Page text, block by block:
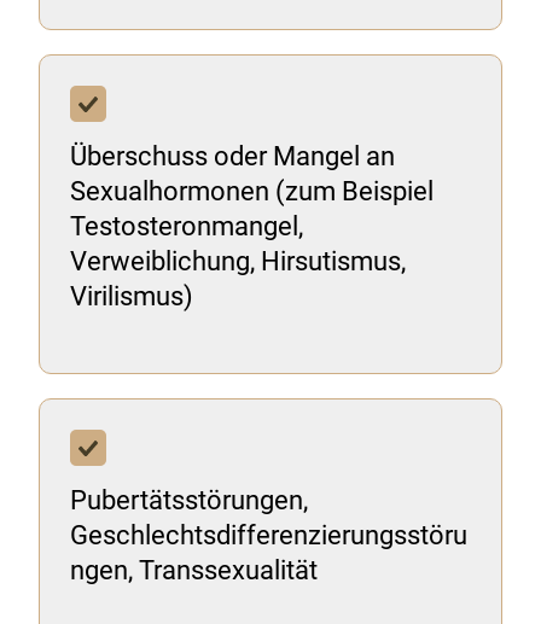
Überschuss oder Mangel an
Sexualhormonen (zum Beispiel
Testosteronmangel,
Verweiblichung, Hirsutismus,
Virilismus)
Pubertätsstörungen,
Geschlechtsdifferenzierungsstöru
ngen, Transsexualität